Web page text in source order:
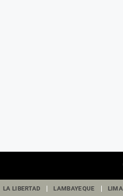
LA LIBERTAD LAMBAYEQUE LIMA